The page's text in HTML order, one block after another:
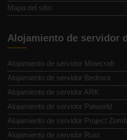
Mapa del sitio
Alojamiento de servidor
Alojamiento de servidor Minecraft
Alojamiento de servidor Bedrock
Alojamiento de servidor ARK
Alojamiento de servidor Palworld
Alojamiento de servidor Project
Alojamiento de servidor Rust